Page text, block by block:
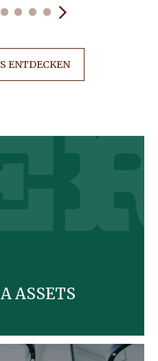
ENTDECKEN
ASSETS